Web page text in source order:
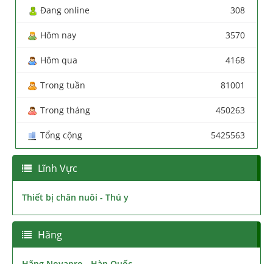
Đang online 308
Hôm nay 3570
Hôm qua 4168
Trong tuần 81001
Trong tháng 450263
Tổng cộng 5425563
Lĩnh Vực
Thiết bị chăn nuôi - Thú y
Hãng